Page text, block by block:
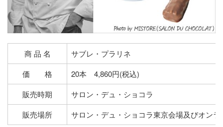
商 品 名
サブレ・プラリネ
価 格
20本 4,860円(税込)
販売時期
サロン・デュ・ショコラ
販売場所
サロン・デュ・ショコラ東京会場及びオンラ